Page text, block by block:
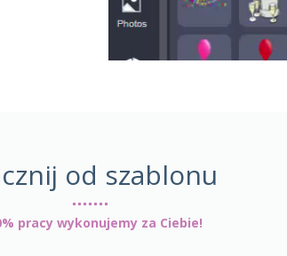
od szablonu
pracy wykonujemy za Ciebie!